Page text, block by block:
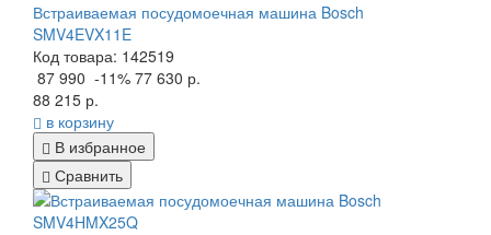
Встраиваемая посудомоечная машина Bosch
SMV4EVX11E
Код товара: 142519
87 990 -11% 77 630 р.
88 215 р.
в корзину
В избранное
Сравнить